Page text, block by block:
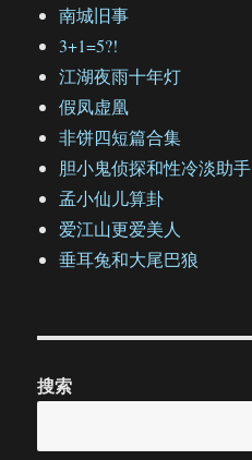
南城旧事
3+1=5?!
江湖夜雨十年灯
假凤虚凰
非饼四短篇合集
胆小鬼侦探和性冷淡助手
孟小仙儿算卦
爱江山更爱美人
垂耳兔和大尾巴狼
搜索